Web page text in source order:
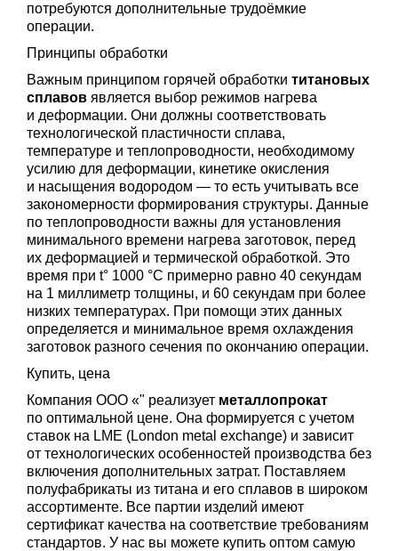
потребуются дополнительные трудоёмкие
операции.
Принципы обработки
Важным принципом горячей обработки титановых
сплавов является выбор режимов нагрева
и деформации. Они должны соответствовать
технологической пластичности сплава,
температуре и теплопроводности, необходимому
усилию для деформации, кинетике окисления
и насыщения водородом — то есть учитывать все
закономерности формирования структуры. Данные
по теплопроводности важны для установления
минимального времени нагрева заготовок, перед
их деформацией и термической обработкой. Это
время при t° 1000 °C примерно равно 40 секундам
на 1 миллиметр толщины, и 60 секундам при более
низких температурах. При помощи этих данных
определяется и минимальное время охлаждения
заготовок разного сечения по окончанию операции.
Купить, цена
Компания ООО «" реализует металлопрокат
по оптимальной цене. Она формируется с учетом
ставок на LME (London metal exchange) и зависит
от технологических особенностей производства без
включения дополнительных затрат. Поставляем
полуфабрикаты из титана и его сплавов в широком
ассортименте. Все партии изделий имеют
сертификат качества на соответствие требованиям
стандартов. У нас вы можете купить оптом самую